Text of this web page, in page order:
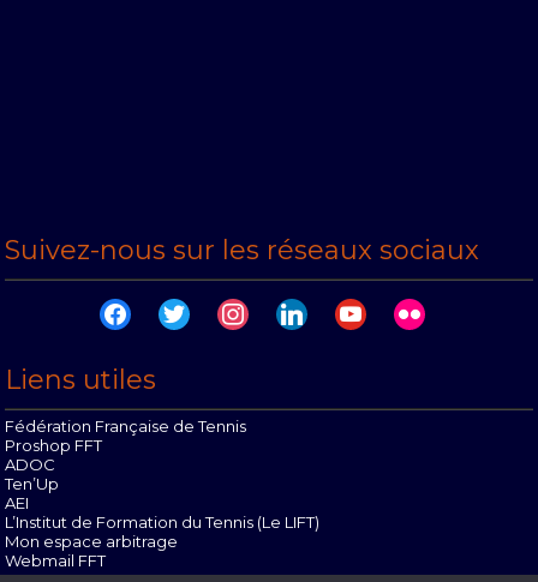
Suivez-nous sur les réseaux sociaux
facebooktwitter instagramlinkedinyoutubeflickr
Liens utiles
Fédération Française de Tennis
Proshop FFT
ADOC
Ten’Up
AEI
L’Institut de Formation du Tennis (Le LIFT)
Mon espace arbitrage
Webmail FFT